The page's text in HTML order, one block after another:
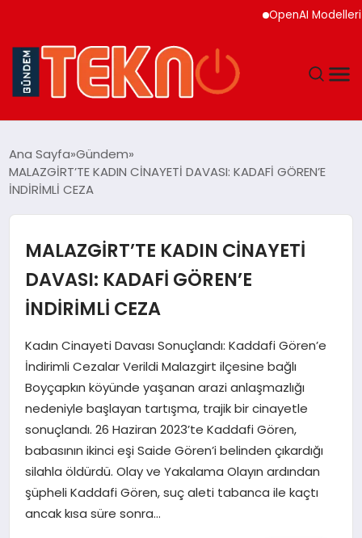
OpenAI Modelleri
GÜNDEM
EKONOMI
MAGAZIN
SAĞLIK
SIYASET
SPOR
YAŞAM
Ana Sayfa Gündem
MALAZGİRT’TE KADIN CİNAYETİ DAVASI: KADAFİ GÖREN’E
İNDİRİMLİ CEZA
MALAZGİRT’TE KADIN CİNAYETİ
DAVASI: KADAFİ GÖREN’E
İNDİRİMLİ CEZA
Kadın Cinayeti Davası Sonuçlandı: Kaddafi Gören’e
İndirimli Cezalar Verildi Malazgirt ilçesine bağlı
Boyçapkın köyünde yaşanan arazi anlaşmazlığı
nedeniyle başlayan tartışma, trajik bir cinayetle
sonuçlandı. 26 Haziran 2023’te Kaddafi Gören,
babasının ikinci eşi Saide Gören’i belinden çıkardığı
silahla öldürdü. Olay ve Yakalama Olayın ardından
şüpheli Kaddafi Gören, suç aleti tabanca ile kaçtı
ancak kısa süre sonra…